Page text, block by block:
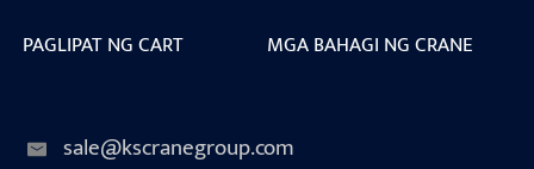
PAGLIPAT NG CART MGA BAHAGI NG CRANE
sale@kscranegroup.com